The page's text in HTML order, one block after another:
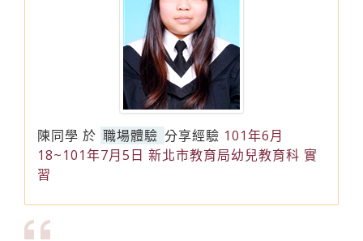
陳同學 於 職場體驗 分享經驗 101年6月
18~101年7月5日 新北市教育局幼兒教育科 實
習